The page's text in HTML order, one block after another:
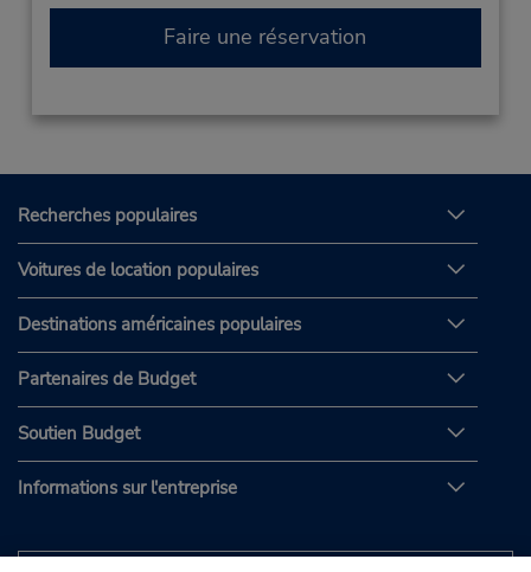
Faire une réservation
Recherches populaires
Voitures de location populaires
Destinations américaines populaires
Partenaires de Budget
Soutien Budget
Informations sur l'entreprise